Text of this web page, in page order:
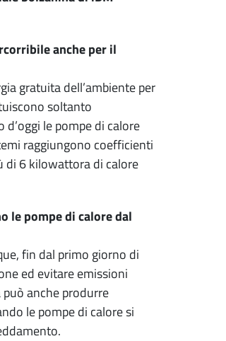
anche per il
gratuita dell’ambiente per
soltanto
le pompe di calore
raggiungono coefficienti
di 6 kilowattora di calore
le pompe di calore dal
fin dal primo giorno di
ed evitare emissioni
anche produrre
le pompe di calore si